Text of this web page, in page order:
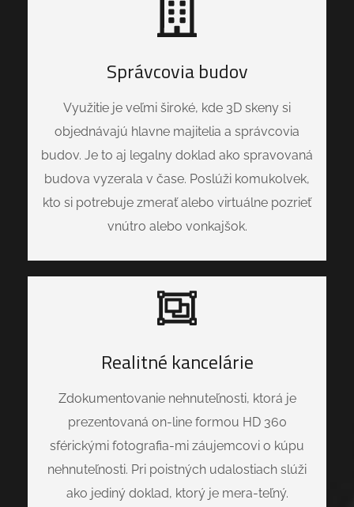
Správcovia budov
Využitie je veľmi široké, kde 3D skeny si
objednávajú hlavne majitelia a správcovia
budov. Je to aj legalny doklad ako spravovaná
budova vyzerala v čase. Poslúži komukolvek,
kto si potrebuje zmerať alebo virtuálne pozrieť
vnútro alebo vonkajšok.
Realitné kancelárie
Zdokumentovanie nehnuteľnosti, ktorá je
prezentovaná on-line formou HD 360
sférickými fotografia-mi záujemcovi o kúpu
nehnuteľnosti. Pri poistných udalostiach slúži
ako jediný doklad, ktorý je mera-teľný.